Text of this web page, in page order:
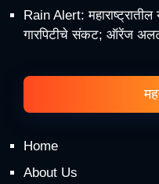
Rain Alert:
गारपिटीचे संकट; ऑरेंज
Home
About Us